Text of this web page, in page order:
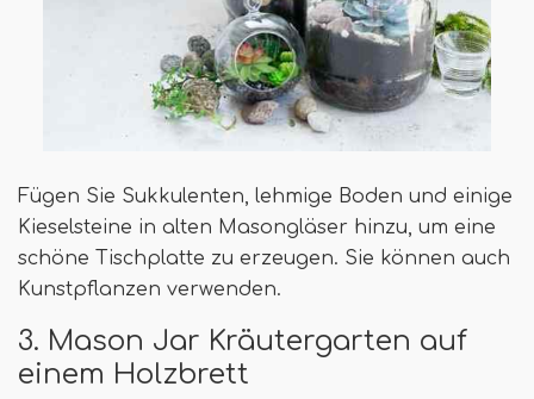
Fügen Sie Sukkulenten, lehmige Boden und einige
Kieselsteine ​​in alten Masongläser hinzu, um eine
schöne Tischplatte zu erzeugen. Sie können auch
Kunstpflanzen verwenden.
3. Mason Jar Kräutergarten auf
einem Holzbrett